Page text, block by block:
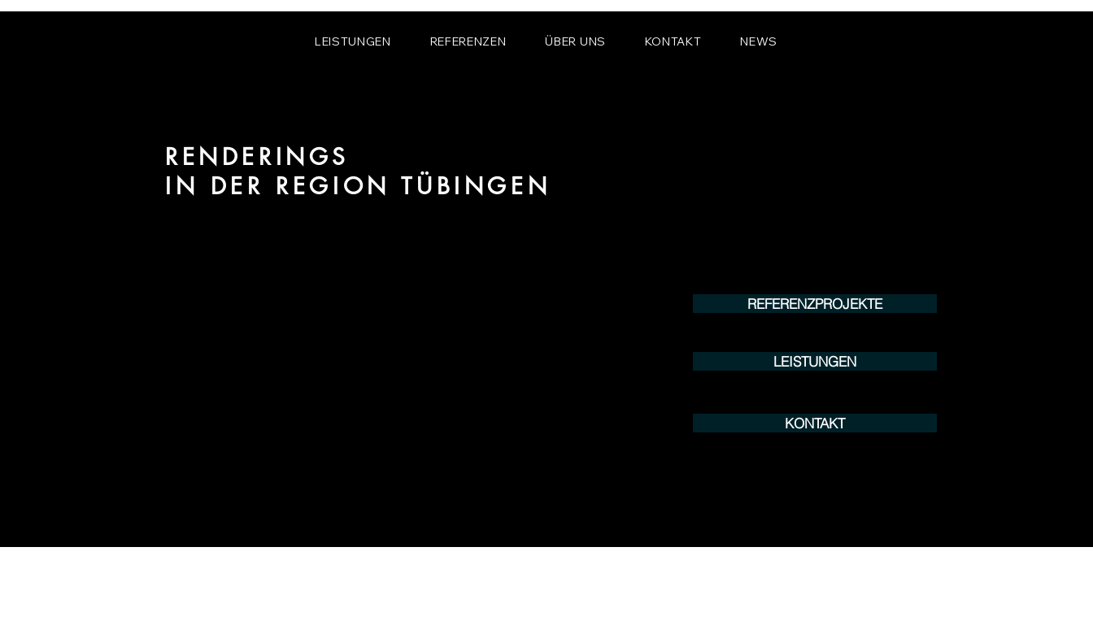
LEISTUNGEN REFERENZEN ÜBER UNS KONTAKT NEWS
RENDERINGS
IN DER REGION TÜBINGEN
KONTAKT
LEISTUNGEN
REFERENZPROJEKTE